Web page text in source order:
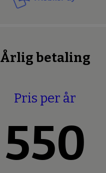
Årlig betaling
Pris per år
550